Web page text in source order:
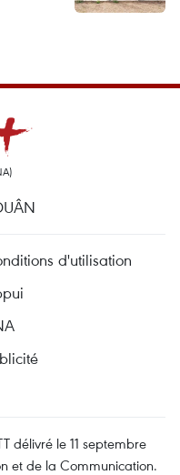
d'utilisation
délivré le 11 septembre
et de la Communication.